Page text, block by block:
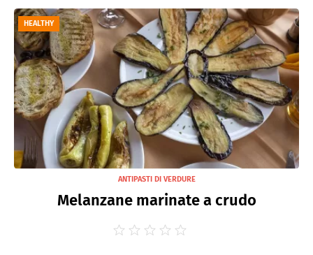
HEALTHY
ANTIPASTI DI VERDURE
Melanzane marinate a crudo